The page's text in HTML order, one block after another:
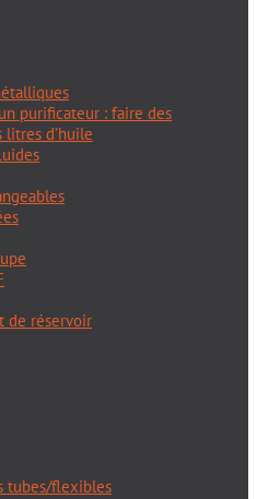
purificateur : faire des
litres d’huile
de réservoir
tubes/flexibles